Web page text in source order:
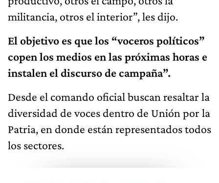
militancia, otros el interior”, les dijo.
El objetivo es que los “voceros políticos”
copen los medios en las próximas horas e
instalen el discurso de campaña”.
Desde el comando oficial buscan resaltar la
diversidad de voces dentro de Unión por la
Patria, en donde están representados todos
los sectores.